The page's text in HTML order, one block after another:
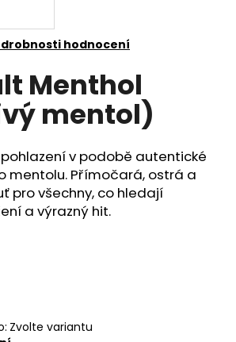
hodnocení
Menthol
mentol)
v podobě autentické
mentolu. Přímočará, ostrá a
pro všechny, co hledají
a výrazný hit.
Zvolte variantu
HLEDAT